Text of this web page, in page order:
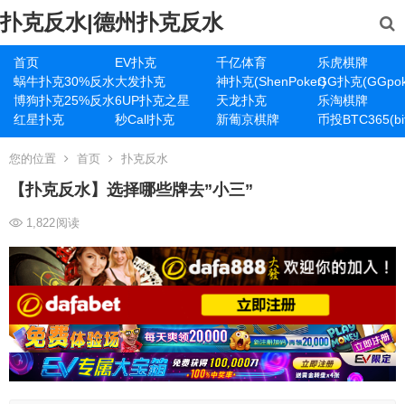
扑克反水|德州扑克反水
首页 EV扑克 千亿体育
乐虎棋牌
蜗牛扑克30%反水大发扑克 神扑克(ShenPoker)GG扑克
博狗扑克25%反水6UP扑克之星 天龙扑克
乐淘棋牌
红星扑克
秒Call扑克 新葡京棋牌 币投
您的位置 首页 扑克反水
【扑克反水】选择哪些牌去”小三”
1,822阅读